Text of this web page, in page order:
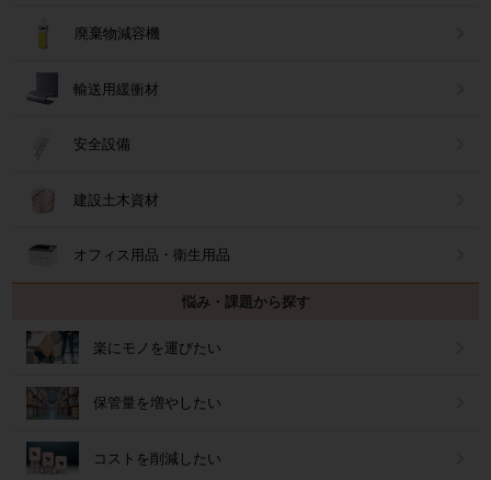
廃棄物減容機
輸送用緩衝材
安全設備
建設土木資材
オフィス用品・衛生用品
悩み・課題から探す
楽にモノを運びたい
保管量を増やしたい
コストを削減したい